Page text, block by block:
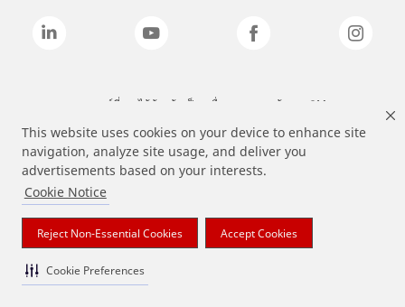
This website uses cookies on your device to enhance site
navigation, analyze site usage, and deliver you
advertisements based on your interests.
Cookie Notice
Reject Non-Essential Cookies Accept Cookies
Cookie Preferences
แบรนด์ที่ระบุไว้ข้างต้นเป็นเครื่องหมายการค้าของ 3M